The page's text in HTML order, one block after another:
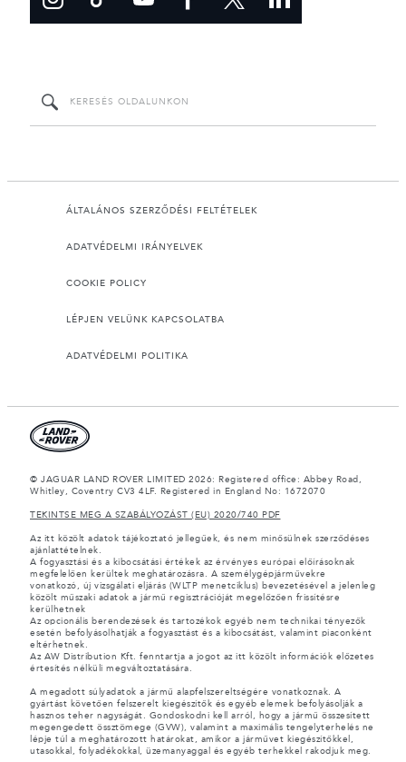
ÁLTALÁNOS SZERZŐDÉSI FELTÉTELEK
ADATVÉDELMI IRÁNYELVEK
COOKIE POLICY
LÉPJEN VELÜNK KAPCSOLATBA
ADATVÉDELMI POLITIKA
© JAGUAR LAND ROVER LIMITED 2026: Registered office: Abbey Road,
Whitley, Coventry CV3 4LF. Registered in England No: 1672070
TEKINTSE MEG A SZABÁLYOZÁST (EU) 2020/740 PDF
Az itt közölt adatok tájékoztató jellegűek, és nem minősülnek szerződéses
ajánlattételnek.
A fogyasztási és a kibocsátási értékek az érvényes európai előírásoknak
megfelelően kerültek meghatározásra. A személygépjárművekre
vonatkozó, új vizsgálati eljárás (WLTP menetciklus) bevezetésével a jelenleg
közölt műszaki adatok a jármű regisztrációját megelőzően frissítésre
kerülhetnek
Az opcionális berendezések és tartozékok egyéb nem technikai tényezők
esetén befolyásolhatják a fogyasztást és a kibocsátást, valamint piaconként
eltérhetnek.
Az AW Distribution Kft. fenntartja a jogot az itt közölt információk előzetes
értesítés nélküli megváltoztatására.
A megadott súlyadatok a jármű alapfelszereltségére vonatkoznak. A
gyártást követően felszerelt kiegészítők és egyéb elemek befolyásolják a
hasznos teher nagyságát. Gondoskodni kell arról, hogy a jármű összesített
megengedett össztömege (GVW), valamint a maximális tengelyterhelés ne
lépje túl a meghatározott határokat, amikor a járművet kiegészítőkkel,
utasokkal, folyadékokkal, üzemanyaggal és egyéb terhekkel rakodjuk meg.